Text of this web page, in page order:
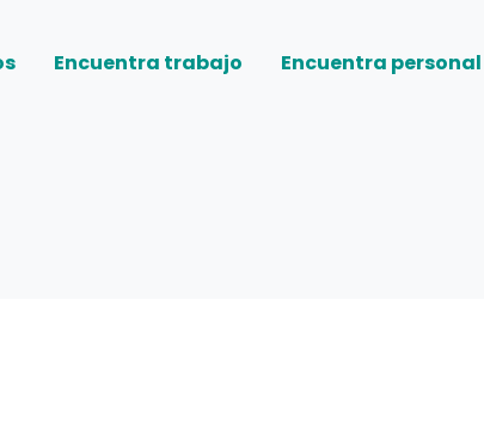
Encuentra trabajo Encuentra personal